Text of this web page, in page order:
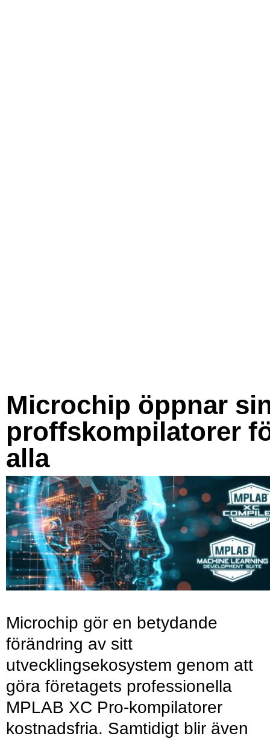
Microchip öppnar
proffskompilatorer
alla
Microchip gör en betydande
förändring av sitt
utvecklingsekosystem genom att
göra företagets professionella
MPLAB XC Pro-kompilatorer
kostnadsfria. Samtidigt blir även